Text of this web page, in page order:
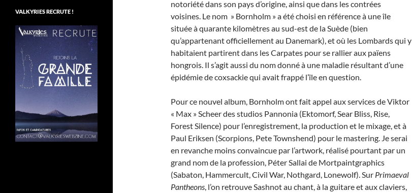
notoriété dans son pays d’origine, ainsi que dans les contrées
voisines. Le nom » Bornholm » a été choisi en référence à une île
située à quarante kilomètres au sud-est de la Suède (bien
qu’appartenant officiellement au Danemark), et où les Lombards qui y
habitaient partirent dans les Carpates pour se rallier aux païens
hongrois. Il s’agit aussi du nom donné à une maladie résultant d’une
épidémie de coxsackie qui avait frappé l’île en question.
Pour ce nouvel album, Bornholm ont fait appel aux services de Viktor
« Max » Scheer des studios Pannonia (Ektomorf, Sear Bliss, Rise,
Forest Silence) pour l’enregistrement, la production et le mixage, et à
Paul Eriksen (Scorpions, Pete Townshend) pour le mastering. Je serai
en revanche moins convaincue par l’artwork, réalisé pourtant par un
grand nom de la profession, Péter Sallai de Mortpaintgraphics
(Sabaton, Hammercult, Civil War, Nothgard, Lonewolf). Sur Primaeval
Pantheons , l’on retrouve Sashnot au chant, à la guitare et aux claviers,
VALKYRIES RECRUTE !